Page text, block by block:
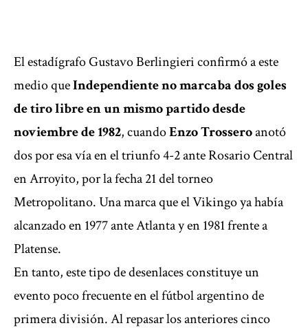
El estadígrafo Gustavo Berlingieri confirmó a este
medio queIndependiente no marcaba dos goles
de tiro libre en un mismo partido desde
noviembre de 1982, cuandoEnzo Trosseroanotó
dos por esa vía en el triunfo 4-2 ante Rosario Central
en Arroyito, por la fecha 21 del torneo
Metropolitano. Una marca que el Vikingo ya había
alcanzado en 1977 ante Atlanta y en 1981 frente a
Platense.
En tanto, este tipo de desenlaces constituye un
evento poco frecuente en el fútbol argentino de
primera división. Al repasar los anteriores cinco